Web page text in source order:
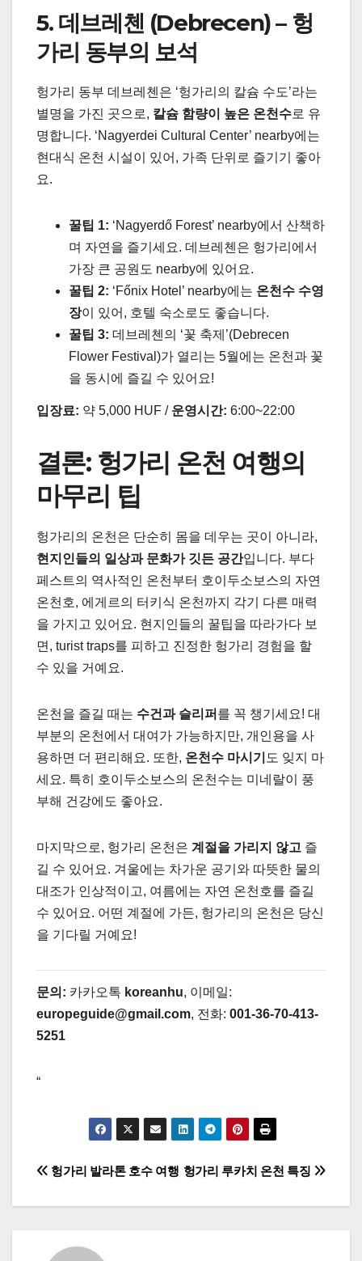
5. 데브레첸 (Debrecen) – 헝
가리 동부의 보석
헝가리 동부 데브레첸은 ‘헝가리의 칼슘 수도’라는
별명을 가진 곳으로, 칼슘 함량이 높은 온천수로 유
명합니다. ‘Nagyerdei Cultural Center’ nearby에는
현대식 온천 시설이 있어, 가족 단위로 즐기기 좋아
요.
꿀팁 1: ‘Nagyerdő Forest’ nearby에서 산책하
며 자연을 즐기세요. 데브레첸은 헝가리에서
가장 큰 공원도 nearby에 있어요.
꿀팁 2: ‘Főnix Hotel’ nearby에는 온천수 수영
장이 있어, 호텔 숙소로도 좋습니다.
꿀팁 3: 데브레첸의 ‘꽃 축제’(Debrecen
Flower Festival)가 열리는 5월에는 온천과 꽃
을 동시에 즐길 수 있어요!
입장료: 약 5,000 HUF / 운영시간: 6:00~22:00
결론: 헝가리 온천 여행의
마무리 팁
헝가리의 온천은 단순히 몸을 데우는 곳이 아니라,
현지인들의 일상과 문화가 깃든 공간입니다. 부다
페스트의 역사적인 온천부터 호이두소보스의 자연
온천호, 에게르의 터키식 온천까지 각기 다른 매력
을 가지고 있어요. 현지인들의 꿀팁을 따라가다 보
면, turist traps를 피하고 진정한 헝가리 경험을 할
수 있을 거예요.
온천을 즐길 때는 수건과 슬리퍼 를 꼭 챙기세요! 대
부분의 온천에서 대여가 가능하지만, 개인용을 사
용하면 더 편리해요. 또한, 온천수 마시기 도 잊지 마
세요. 특히 호이두소보스의 온천수는 미네랄이 풍
부해 건강에도 좋아요.
마지막으로, 헝가리 온천은 계절을 가리지 않고 즐
길 수 있어요. 겨울에는 차가운 공기와 따뜻한 물의
대조가 인상적이고, 여름에는 자연 온천호를 즐길
수 있어요. 어떤 계절에 가든, 헝가리의 온천은 당신
을 기다릴 거예요!
문의: 카카오톡 koreanhu, 이메일:
europeguide@gmail.com, 전화: 001-36-70-413-
5251
“
글
탐
헝가리 루카치 온천 특징
헝가리 발라톤 호수 여행